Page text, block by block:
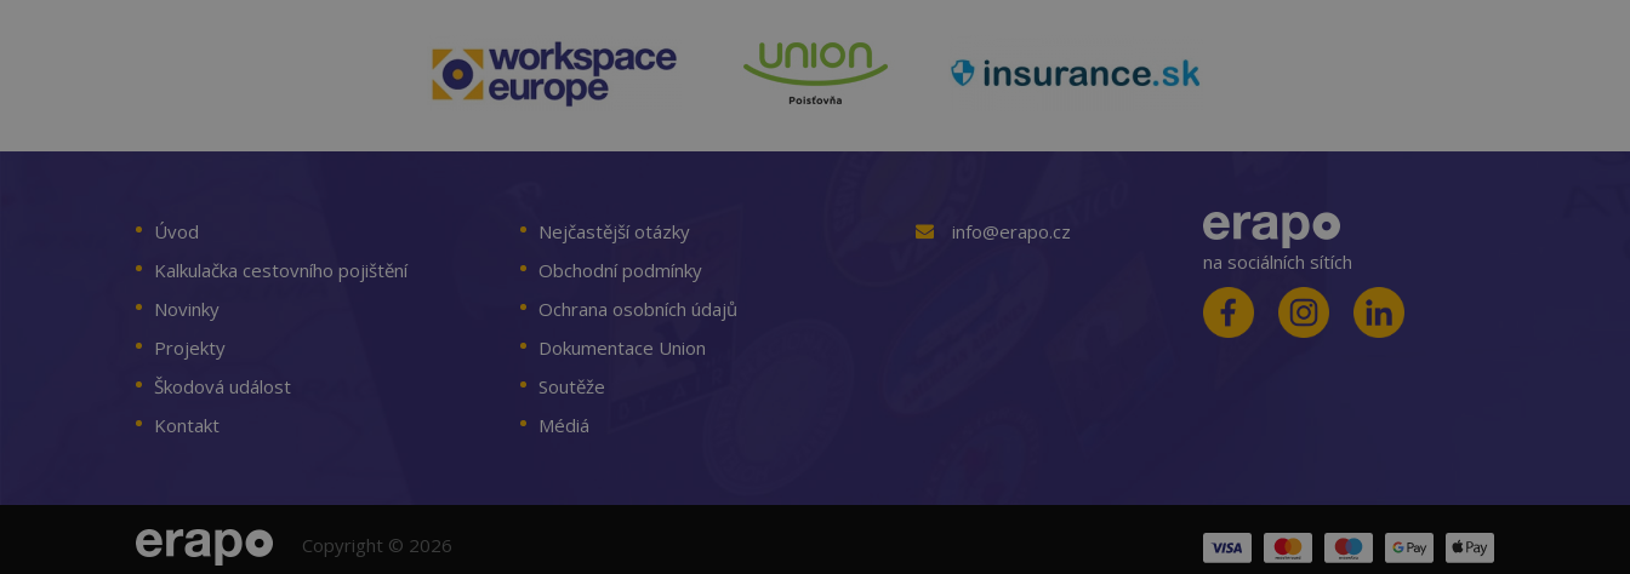
Úvod
Kalkulačka cestovního pojištění
Novinky
Projekty
Škodová událost
Kontakt
Nejčastější otázky
Obchodní podmínky
Ochrana osobních údajů
Dokumentace Union
Soutěže
Médiá
info@erapo.cz
na sociálních sítích
Copyright © 2026